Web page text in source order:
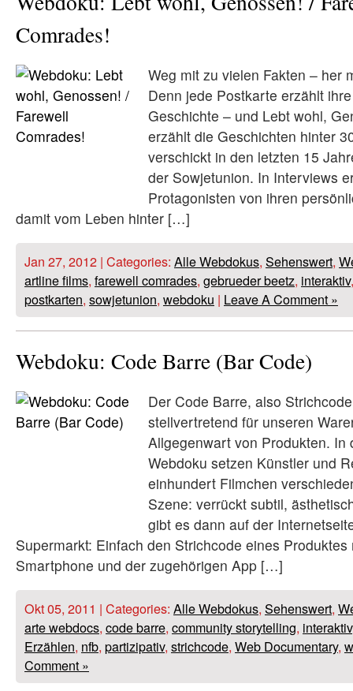
Comrades!
Weg mit zu vielen Fakten – her
Denn jede Postkarte erzählt
Geschichte – und Lebt wohl,
erzählt die Geschichten hinter
verschickt in den letzten 15
der Sowjetunion. In Interviews
Protagonisten von ihren
damit vom Leben hinter […]
Jan 27, 2012 | Categories: Alle Webdokus, Sehenswert,
artline films, farewell comrades, gebrueder beetz, interaktiv
postkarten, sowjetunion, webdoku | Leave A Comment »
Webdoku: Code Barre (Bar Code)
Der Code Barre, also
stellvertretend für unseren
Allgegenwart von Produkten. In
Webdoku setzen Künstler und
einhundert Filmchen
Szene: verrückt subtil,
gibt es dann auf der
Supermarkt: Einfach den Strichcode eines Produktes
Smartphone und der zugehörigen App […]
Okt 05, 2011 | Categories: Alle Webdokus, Sehenswert,
arte webdocs, code barre, community storytelling, interaktiv
Erzählen, nfb, partizipativ, strichcode, Web Documentary,
Comment »